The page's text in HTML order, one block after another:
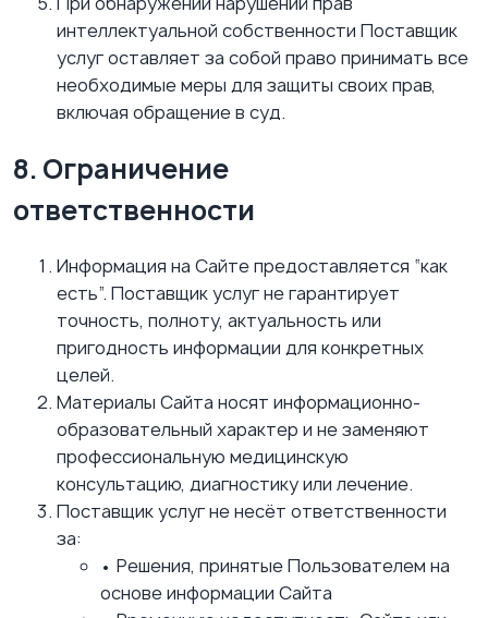
интеллектуальной собственности Поставщик
услуг оставляет за собой право принимать все
необходимые меры для защиты своих прав,
включая обращение в суд.
8. Ограничение
ответственности
Информация на Сайте предоставляется “как
есть”. Поставщик услуг не гарантирует
точность, полноту, актуальность или
пригодность информации для конкретных
целей.
Материалы Сайта носят информационно-
образовательный характер и не заменяют
профессиональную медицинскую
консультацию, диагностику или лечение.
Поставщик услуг не несёт ответственности
за:
• Решения, принятые Пользователем на
основе информации Сайта